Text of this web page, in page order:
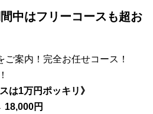
中はフリーコースも超お
案内！完全お任せコース！
は1万円ポッキリ》
18,000円